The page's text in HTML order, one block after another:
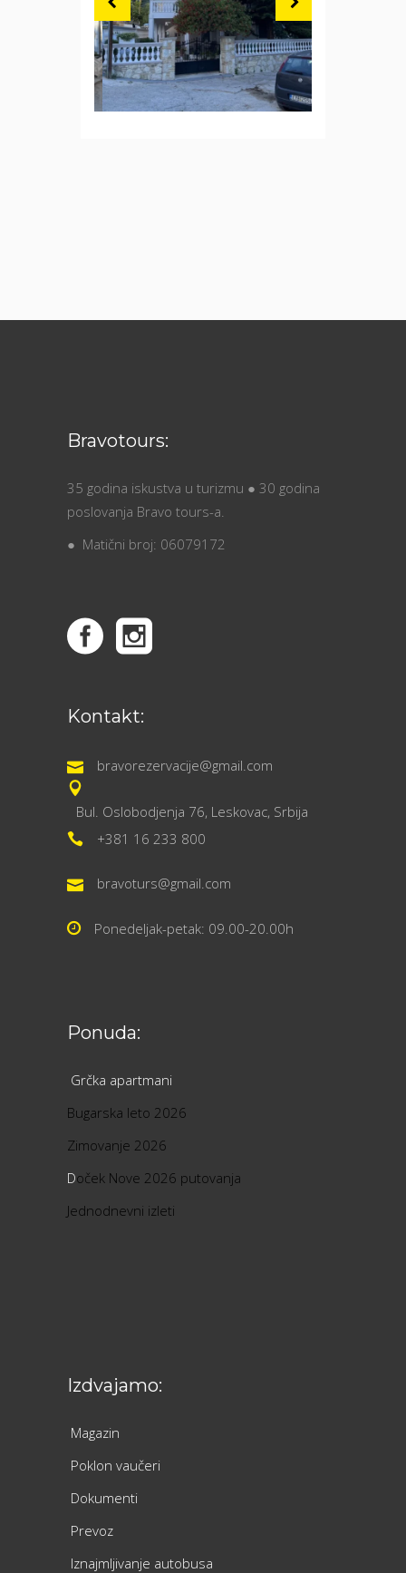
Bravotours:
35 godina iskustva u turizmu ● 30 godina
poslovanja Bravo tours-a.
● Matični broj: 06079172
Kontakt:
bravorezervacije@gmail.com
Bul. Oslobodjenja 76, Leskovac, Srbija
+381 16 233 800
bravoturs@gmail.com
Ponedeljak-petak: 09.00-20.00h
Ponuda:
Grčka apartmani
Bugarska leto 2026
Zimovanje 2026
Doček Nove 2026 putovanja
Jednodnevni izleti
Izdvajamo:
Magazin
Poklon vaučeri
Dokumenti
Prevoz
Iznajmljivanje autobusa